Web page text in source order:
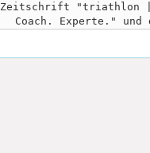
Zeitschrift "triathlon
Coach. Experte."